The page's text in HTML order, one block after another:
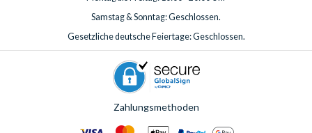
Samstag & Sonntag: Geschlossen.
Gesetzliche deutsche Feiertage: Geschlossen.
Zahlungsmethoden